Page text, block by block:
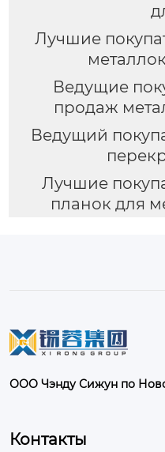
Лучшие
Ведущие
продаж
Ведущий
Лучшие
планок для
ООО Чэнду Сижун по
Контакты